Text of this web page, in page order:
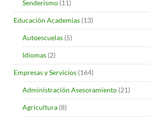
Senderismo (11)
Educación Academias (13)
Autoescuelas (5)
Idiomas (2)
Empresas y Servicios (164)
Administración Asesoramiento (21)
Agricultura (8)